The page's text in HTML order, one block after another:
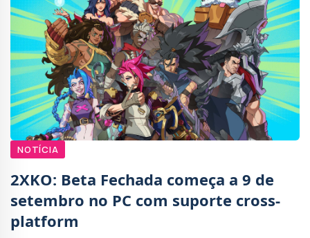
NOTÍCIA
2XKO: Beta Fechada começa a 9 de
setembro no PC com suporte cross-
platform